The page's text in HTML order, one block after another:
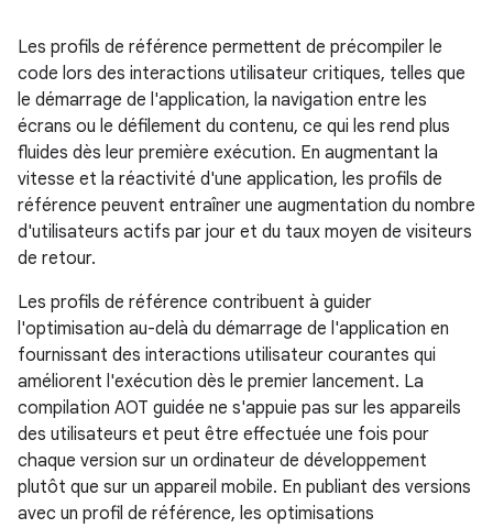
Les profils de référence permettent de précompiler le
code lors des interactions utilisateur critiques, telles que
le démarrage de l'application, la navigation entre les
écrans ou le défilement du contenu, ce qui les rend plus
fluides dès leur première exécution. En augmentant la
vitesse et la réactivité d'une application, les profils de
référence peuvent entraîner une augmentation du nombre
d'utilisateurs actifs par jour et du taux moyen de visiteurs
de retour.
Les profils de référence contribuent à guider
l'optimisation au-delà du démarrage de l'application en
fournissant des interactions utilisateur courantes qui
améliorent l'exécution dès le premier lancement. La
compilation AOT guidée ne s'appuie pas sur les appareils
des utilisateurs et peut être effectuée une fois pour
chaque version sur un ordinateur de développement
plutôt que sur un appareil mobile. En publiant des versions
avec un profil de référence, les optimisations